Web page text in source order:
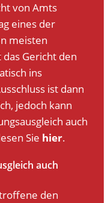
von Amts
eines der
meisten
Gericht den
ins
ist dann
jedoch kann
auch
Sie hier.
auch
den